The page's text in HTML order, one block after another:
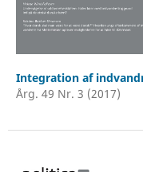
Integration af
Årg. 49 Nr. 3 (2017)